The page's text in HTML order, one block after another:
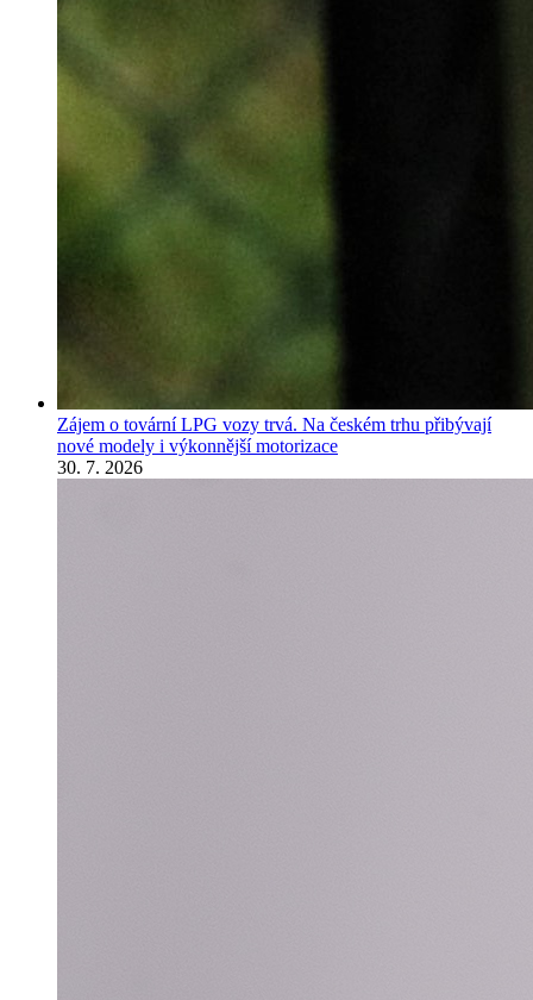
Zájem o tovární LPG vozy trvá. Na českém trhu přibývají
nové modely i výkonnější motorizace
30. 7. 2026